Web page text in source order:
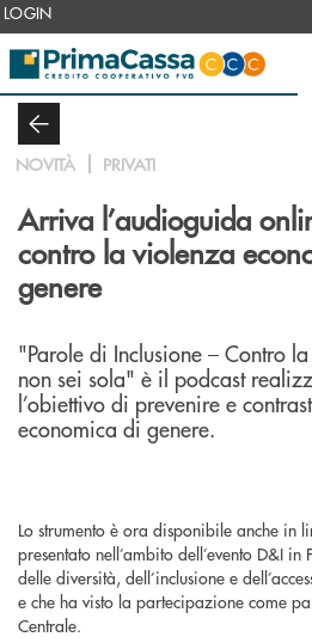
Salta al contenuto principale
LOGIN
NOVITÀ PRIVATI
Arriva l’audioguida
contro la violenza
genere
"Parole di Inclusione – Contro
non sei sola" è il podcast
l’obiettivo di prevenire e
economica di genere.
Lo strumento è ora disponibile anche in
presentato nell’ambito dell’evento D&I
delle diversità, dell’inclusione e
e che ha visto la partecipazione come
Centrale.